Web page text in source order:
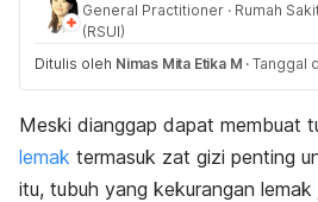
General Practitioner · Rumah
(RSUI)
Ditulis oleh Nimas Mita Etika M · Tanggal
Meski dianggap dapat membuat
lemak termasuk zat gizi penting
itu, tubuh yang kekurangan lemak